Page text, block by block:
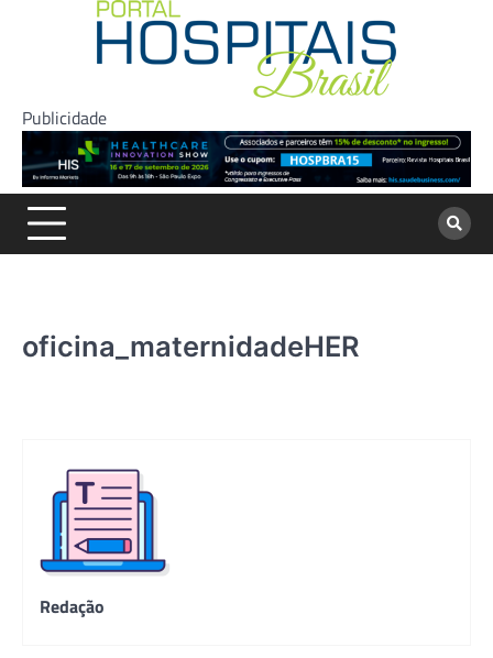
Publicidade
oficina_maternidadeHER
Redação